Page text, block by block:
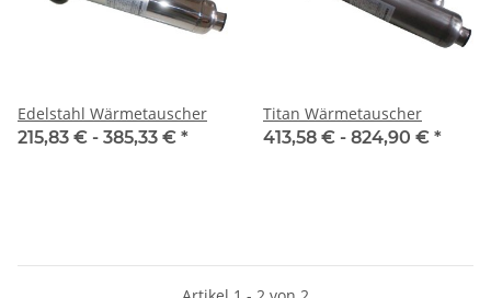
Edelstahl Wärmetauscher
215,83 € - 385,33 € *
Titan Wärmetauscher
413,58 € - 824,90 € *